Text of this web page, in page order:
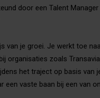
door een Talent
van je groei. Je werkt toe
organisaties zoals
het traject op basis van
vaste baan bij een van